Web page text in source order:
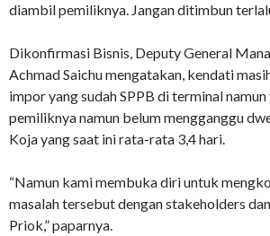
diambil pemiliknya. Jangan ditimbun
Dikonfirmasi Bisnis, Deputy General
Achmad Saichu mengatakan, kendati
impor yang sudah SPPB di terminal
pemiliknya namun belum mengganggu
Koja yang saat ini rata-rata 3,4 hari.
“Namun kami membuka diri untuk
masalah tersebut dengan stakeholders
Priok,” paparnya.